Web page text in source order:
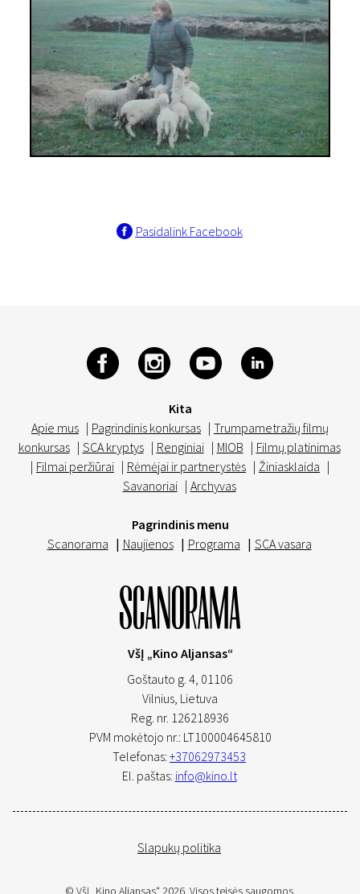
Pasidalink Facebook
Kita
Apie mus | Pagrindinis konkursas | Trumpametražių filmų
konkursas | SCA kryptys | Renginiai | MIOB | Filmų platinimas
| Filmai peržiūrai | Rėmėjai ir partnerystės | Žiniasklaida |
Savanoriai | Archyvas
Pagrindinis menu
Scanorama | Naujienos | Programa | SCA vasara
VšĮ „Kino Aljansas“
Goštauto g. 4, 01106
Vilnius, Lietuva
Reg. nr. 126218936
PVM mokėtojo nr.: LT100004645810
Telefonas: +37062973453
El. paštas: info@kino.lt
Slapukų politika
© VšĮ „Kino Aljansas“ 2026. Visos teisės saugomos.